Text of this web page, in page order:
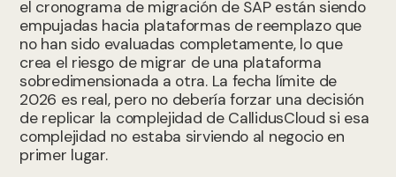
el cronograma de migración de SAP están siendo
empujadas hacia plataformas de reemplazo que
no han sido evaluadas completamente, lo que
crea el riesgo de migrar de una plataforma
sobredimensionada a otra. La fecha límite de
2026 es real, pero no debería forzar una decisión
de replicar la complejidad de CallidusCloud si esa
complejidad no estaba sirviendo al negocio en
primer lugar.